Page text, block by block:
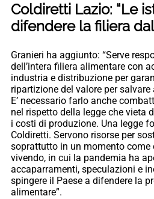
Coldiretti Lazio: “Le
difendere la filiera
Granieri ha aggiunto: “Serve
dell’intera filiera alimentare con
industria e distribuzione per
ripartizione del valore per
E’ necessario farlo anche
nel rispetto della legge che vieta
i costi di produzione. Una legge
Coldiretti. Servono risorse per
soprattutto in un momento come
vivendo, in cui la pandemia ha
accaparramenti, speculazioni e
spingere il Paese a difendere la
alimentare”.